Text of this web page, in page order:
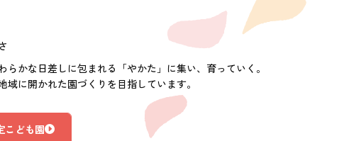
かな日差しに包まれる「やかた」に集い、育っていく。
に開かれた園づくりを目指しています。
こども園